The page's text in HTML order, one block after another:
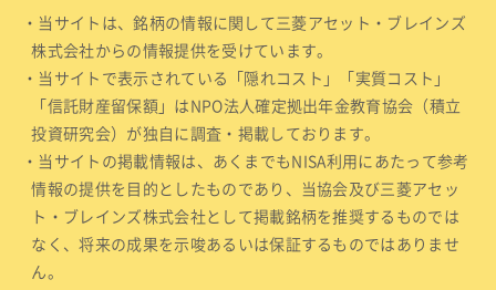
・当サイトは、銘柄の情報に関して三菱アセット・ブレインズ
株式会社からの情報提供を受けています。
・当サイトで表示されている「隠れコスト」「実質コスト」
「信託財産留保額」はNPO法人確定拠出年金教育協会（積立
投資研究会）が独自に調査・掲載しております。
・当サイトの掲載情報は、あくまでもNISA利用にあたって参考
情報の提供を目的としたものであり、当協会及び三菱アセッ
ト・ブレインズ株式会社として掲載銘柄を推奨するものでは
なく、将来の成果を示唆あるいは保証するものではありませ
ん。